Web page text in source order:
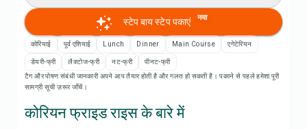
Add to Meal Plan
Add to Shopping List
रेसिपी नोट्स
रेसिपी प्रिंट करें
स्टेप बाय स्टेप पकाएं नया
कोरियाई पूर्व एशियाई Lunch Dinner Main Course एगेटेरियन
डेयरी-फ्री लैक्टोज-फ्री नट-फ्री
पीनट-फ्री
टैग और पोषण संबंधी जानकारी अपने आप तैयार होती है और गलत हो सकती है। पकाने से पहले हमेशा पूरी
सामग्री सूची ज़रूर जाँचें।
कोरियन फ्राइड राइस के बारे में